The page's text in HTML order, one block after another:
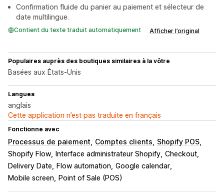
Confirmation fluide du panier au paiement et sélecteur de
date multilingue.
Contient du texte traduit automatiquement Afficher l’original
Populaires auprès des boutiques similaires à la vôtre
Basées aux États-Unis
Langues
anglais
Cette application n’est pas traduite en français
Fonctionne avec
Processus de paiement Comptes clients
Shopify POS
Shopify Flow
Interface administrateur Shopify Checkout
Delivery Date
Flow automation Google calendar
Mobile screen
Point of Sale (POS)